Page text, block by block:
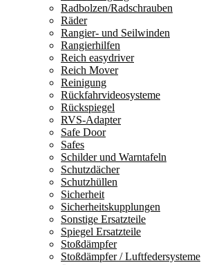
Radbolzen/Radschrauben
Räder
Rangier- und Seilwinden
Rangierhilfen
Reich easydriver
Reich Mover
Reinigung
Rückfahrvideosysteme
Rückspiegel
RVS-Adapter
Safe Door
Safes
Schilder und Warntafeln
Schutzdächer
Schutzhüllen
Sicherheit
Sicherheitskupplungen
Sonstige Ersatzteile
Spiegel Ersatzteile
Stoßdämpfer
Stoßdämpfer / Luftfedersysteme